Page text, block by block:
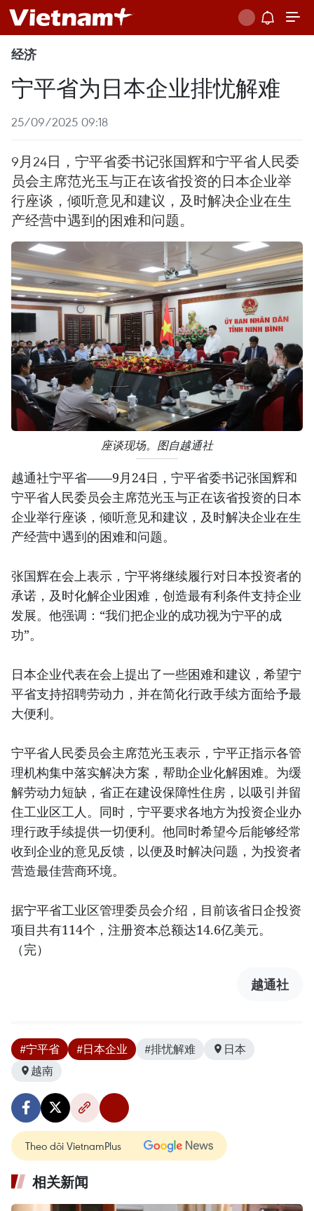
经济
宁平省为日本企业排忧解难
25/09/2025 09:18
9月24日，宁平省委书记张国辉和宁平省人民委
员会主席范光玉与正在该省投资的日本企业举
行座谈，倾听意见和建议，及时解决企业在生
产经营中遇到的困难和问题。
座谈现场。图自越通社
越通社宁平省——9月24日，宁平省委书记张国辉和
宁平省人民委员会主席范光玉与正在该省投资的日本
企业举行座谈，倾听意见和建议，及时解决企业在生
产经营中遇到的困难和问题。
张国辉在会上表示，宁平将继续履行对日本投资者的
承诺，及时化解企业困难，创造最有利条件支持企业
发展。他强调：“我们把企业的成功视为宁平的成
功”。
日本企业代表在会上提出了一些困难和建议，希望宁
平省支持招聘劳动力，并在简化行政手续方面给予最
大便利。
宁平省人民委员会主席范光玉表示，宁平正指示各管
理机构集中落实解决方案，帮助企业化解困难。为缓
解劳动力短缺，省正在建设保障性住房，以吸引并留
住工业区工人。同时，宁平要求各地方为投资企业办
理行政手续提供一切便利。他同时希望今后能够经常
收到企业的意见反馈，以便及时解决问题，为投资者
营造最佳营商环境。
据宁平省工业区管理委员会介绍，目前该省日企投资
项目共有114个，注册资本总额达14.6亿美元。
（完）
越通社
#宁平省 #日本企业 #排忧解难
日本
越南
Theo dõi VietnamPlus
相关新闻